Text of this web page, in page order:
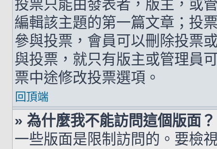
投票只能由發表者，版主，或
編輯該主題的第一篇文章；投
參與投票，會員可以刪除投票
與投票，就只有版主或管理員
票中途修改投票選項。
回頂端
» 為什麼我不能訪問這個版面？
一些版面是限制訪問的。要檢